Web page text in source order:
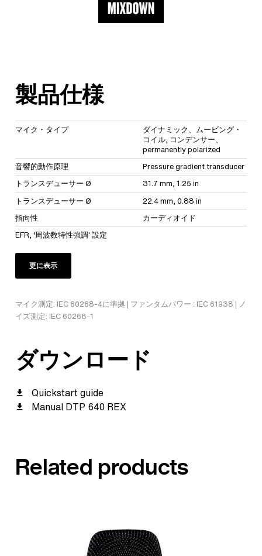
製品仕様
マイク・タイプ
ダイナミック、ムービング・
コイル, コンデンサー、
permanently polarized
音響的動作原理
Pressure gradient transducer
トランスデューサー Ø
31.7 mm, 1.25 in
トランスデューサー Ø
22.4 mm, 0.88 in
指向性
カーディオイド
EFR, ‘周波数特性強調' 設定
更に表示
マイク測定: IEC 60268-4に準拠 | ファンタムパワー : IEC 61938 | ノ
イズ測定: IEC 60268-1
ダウンロード
Quickstart guide
Manual DTP 640 REX
Related products